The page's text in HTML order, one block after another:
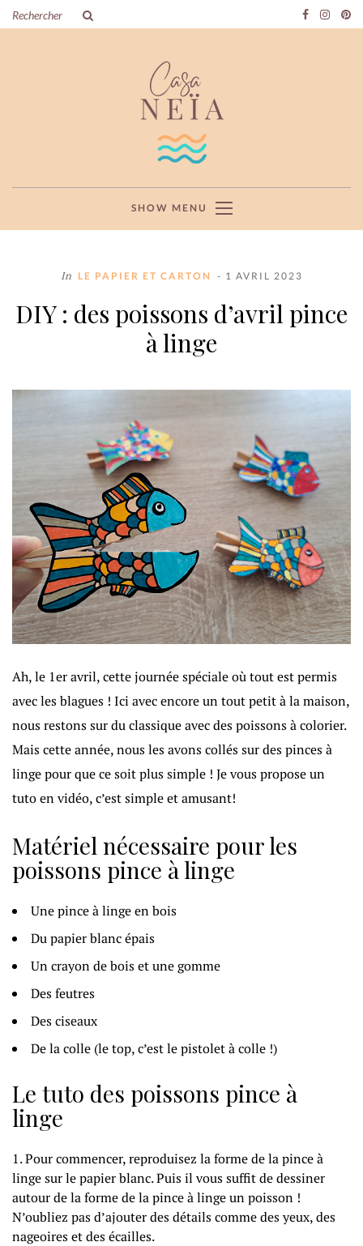
SHOW MENU
In LE PAPIER ET CARTON - 1 AVRIL 2023
DIY : des poissons d’avril pince
à linge
Ah, le 1er avril, cette journée spéciale où tout est permis
avec les blagues ! Ici avec encore un tout petit à la maison,
nous restons sur du classique avec des poissons à colorier.
Mais cette année, nous les avons collés sur des pinces à
linge pour que ce soit plus simple ! Je vous propose un
tuto en vidéo, c’est simple et amusant!
Matériel nécessaire pour les
poissons pince à linge
Une pince à linge en bois
Du papier blanc épais
Un crayon de bois et une gomme
Des feutres
Des ciseaux
De la colle (le top, c’est le pistolet à colle !)
Le tuto des poissons pince à
linge
Pour commencer, reproduisez la forme de la pince à
linge sur le papier blanc. Puis il vous suffit de dessiner
autour de la forme de la pince à linge un poisson !
N’oubliez pas d’ajouter des détails comme des yeux, des
nageoires et des écailles.